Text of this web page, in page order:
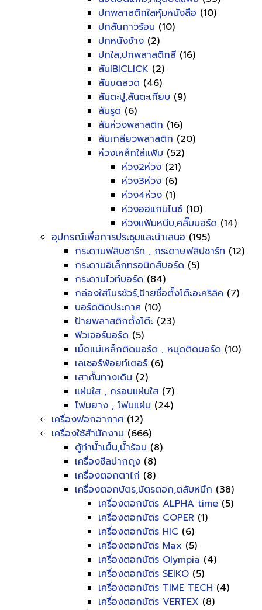
ปกพลาสติกใสหุ้มหนังสือ (10)
ปกสันกาวร้อน (10)
ปกหนังช้าง (2)
ปกใส,ปกพลาสติกสี (16)
สันIBICLICK (2)
สันขดลวด (46)
สันตะปู,สันตะเกียบ (9)
สันรูด (6)
สันห่วงพลาสติก (16)
สันเกลียวพลาสติก (20)
ห่วงเหล็กใส่แฟ้ม (52)
ห่วง2ห่วง (21)
ห่วง3ห่วง (6)
ห่วง4ห่วง (1)
ห่วงออแกนไนซ์ (10)
ห่วงแฟ้มหนีบ,คลิ๊บบอร์ด (14)
อุปกรณ์เพื่อการประชุมและนำเสนอ (195)
กระดานฟลิบชาร์ท , กระดาษฟลิปชาร์ท (12)
กระดานอิเล็กทรอนิกส์บอร์ด (5)
กระดานไวท์บอร์ด (84)
กล่องใส่โบรชัวร์,ป้ายชื่อตั้งโต๊ะอะคริลิค (7)
บอร์ดติดประกาศ (10)
ป้ายพลาสติกตั้งโต๊ะ (23)
ฟิวเจอร์บอร์ด (5)
เม็ดแม่เหล็กติดบอร์ด , หมุดติดบอร์ด (10)
เลเซอร์พ้อยท์เตอร์ (6)
เสากั้นทางเดิน (2)
แผ่นใส , กรอบแผ่นใส (7)
โฟมยาง , โฟมแผ่น (24)
เครื่องฟอกอากาศ (12)
เครื่องใช้สำนักงาน (666)
ตู้ทำน้ำเย็น,น้ำร้อน (8)
เครื่องซีลปากถุง (8)
เครื่องตอกตาไก่ (8)
เครื่องตอกบัตร,บัตรตอก,ตลับหมึก (38)
เครื่องตอกบัตร ALPHA time (5)
เครื่องตอกบัตร COPER (1)
เครื่องตอกบัตร HIC (6)
เครื่องตอกบัตร Max (5)
เครื่องตอกบัตร Olympia (4)
เครื่องตอกบัตร SEIKO (5)
เครื่องตอกบัตร TIME TECH (4)
เครื่องตอกบัตร VERTEX (8)